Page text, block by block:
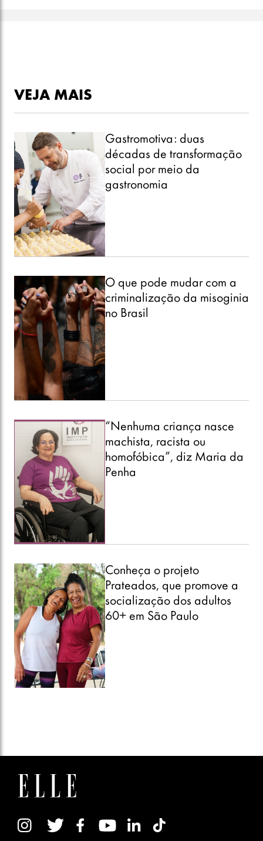
VEJA MAIS
Gastromotiva: duas
décadas de transformação
social por meio da
gastronomia
O que pode mudar com a
criminalização da misoginia
no Brasil
“Nenhuma criança nasce
machista, racista ou
homofóbica”, diz Maria da
Penha
Conheça o projeto
Prateados, que promove a
socialização dos adultos
60+ em São Paulo